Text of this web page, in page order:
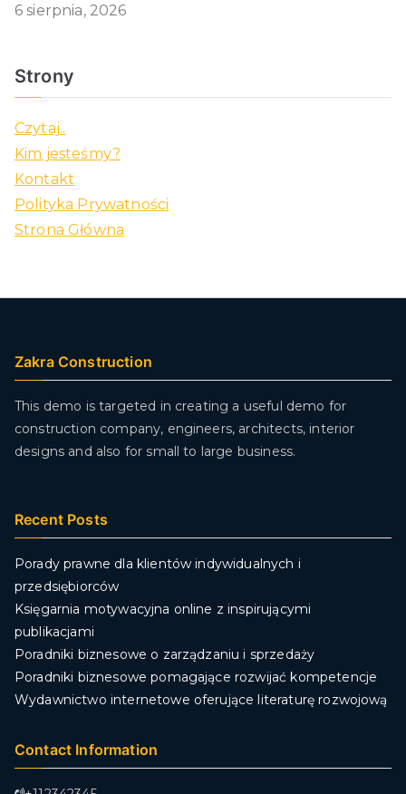
6 sierpnia, 2026
Strony
Czytaj..
Kim jesteśmy?
Kontakt
Polityka Prywatności
Strona Główna
Zakra Construction
This demo is targeted in creating a useful demo for
construction company, engineers, architects, interior
designs and also for small to large business.
Recent Posts
Porady prawne dla klientów indywidualnych i
przedsiębiorców
Księgarnia motywacyjna online z inspirującymi
publikacjami
Poradniki biznesowe o zarządzaniu i sprzedaży
Poradniki biznesowe pomagające rozwijać kompetencje
Wydawnictwo internetowe oferujące literaturę rozwojową
Contact Information